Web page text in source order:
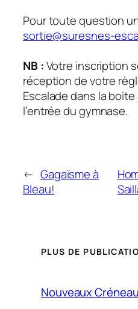
Pour toute question
sortie@suresnes-
NB :Votre inscription
réception de votre
Escalade dans la
l’entrée du gymnase.
← Gagaïsme à
Bleau!
PLUS DE
Nouveaux